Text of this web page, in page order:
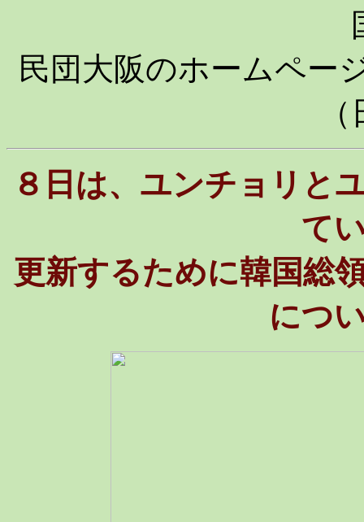
民団大阪のホームペ
８日は、ユンチョリと
て
更新するために韓国総
につ